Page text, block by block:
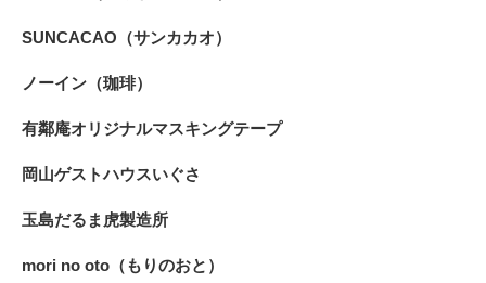
SUNCACAO（サンカカオ）
ノーイン（珈琲）
有鄰庵オリジナルマスキングテープ
岡山ゲストハウスいぐさ
玉島だるま虎製造所
mori no oto（もりのおと）